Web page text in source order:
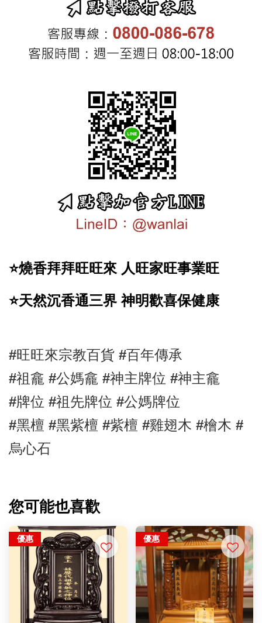
⭐️燒香拜拜旺旺來 人旺家旺事業旺
⭐️天然沉香通三界 神明歡喜保健康
#旺旺來宗教百貨 #百年傳承
#祖龕 #公媽龕 #神主牌位 #神主龕
#牌位 #祖先牌位 #公媽牌位
#黑檀 #黑紫檀 #紫檀 #雞翅木 #檜木 #
烏心石
您可能也喜歡
優惠 優惠